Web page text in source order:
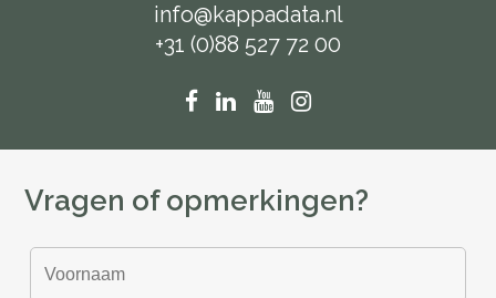
info@kappadata.nl
+31 (0)88 527 72 00
Vragen of opmerkingen?